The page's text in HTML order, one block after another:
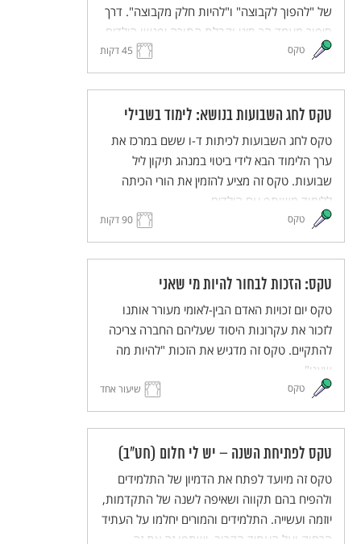
של "להפוך לקבוצה" ו"להיות חלק מקבוצה". דרך
סיפור מעמד הר סיני וקבלת התורה יפגשו הילדים
גם את עצמם בקבוצה שלהם.
טקס 45 דקות
טקס לחג השבועות בנושא: לימוד בשבילי
טקס לחג השבועות לכיתות ד-ו ששם במרכז את
ערך הלימוד הבא לידי ביטוי במנהג תיקון ליל
שבועות. טקס זה מציע להזמין את הורי הכיתה
ללימוד משותף עם הילדים.
טקס 90 דקות
טקס: הזכות לבחור להיות מי שאני
טקס יום זכויות האדם הבין-לאומי מעורר אותנו
לזכור את עקרונות היסוד שעליהם החברה צריכה
להתקיים. טקס זה מדגיש את הזכות "להיות מה
שאני".
טקס שיעור אחד
טקס לפתיחת השנה – יש לי חלום (חט"ב)
טקס זה מיועד לפתח את הדמיון של התלמידים
ולהפיח בהם תקווה ושאיפה לשנה של התקדמות,
יוזמה ועשייה. התלמידים והמורים יחלמו על העתיד
הרחוק ועל העתיד הקרוב, ישתפו זה את זה